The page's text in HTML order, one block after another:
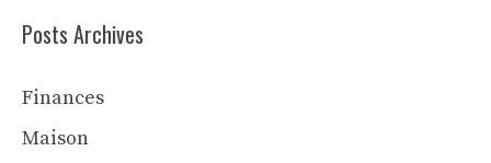
Posts Archives
Finances
Maison